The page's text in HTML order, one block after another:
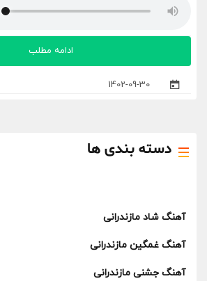
دسته بندی ها
آهنگ شاد مازندرانی
آهنگ غمگین مازندرانی
آهنگ جشنی مازندرانی
1402-09-30
ادامه مطلب